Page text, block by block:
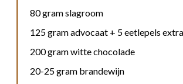
80 gram slagroom
125 gram advocaat + 5 eetlepels extra
200 gram witte chocolade
20-25 gram brandewijn